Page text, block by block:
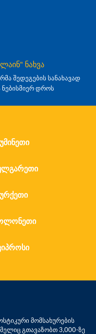
ნახვა
შედეგების სანახავად
დროს
მომსახურების
გთავაზობთ 3,000-ზე